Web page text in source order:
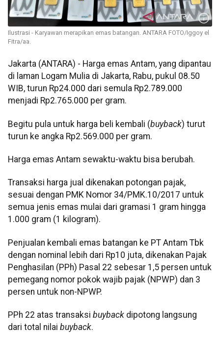
Ilustrasi - Karyawan merapikan emas batangan. ANTARA FOTO/Iggoy el
Fitra/aa.
Jakarta (ANTARA) - Harga emas Antam, yang dipantau
di laman Logam Mulia di Jakarta, Rabu, pukul 08.50
WIB, turun Rp24.000 dari semula Rp2.789.000
menjadi Rp2.765.000 per gram.
Begitu pula untuk harga beli kembali (buyback) turut
turun ke angka Rp2.569.000 per gram.
Harga emas Antam sewaktu-waktu bisa berubah.
Transaksi harga jual dikenakan potongan pajak,
sesuai dengan PMK Nomor 34/PMK.10/2017 untuk
semua jenis emas mulai dari gramasi 1 gram hingga
1.000 gram (1 kilogram).
Penjualan kembali emas batangan ke PT Antam Tbk
dengan nominal lebih dari Rp10 juta, dikenakan Pajak
Penghasilan (PPh) Pasal 22 sebesar 1,5 persen untuk
pemegang nomor pokok wajib pajak (NPWP) dan 3
persen untuk non-NPWP.
PPh 22 atas transaksi buyback dipotong langsung
dari total nilai buyback.